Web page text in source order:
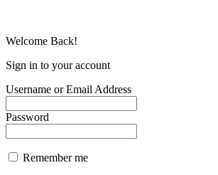
Welcome Back!
Sign in to your account
Username or Email Address
Password
Remember me